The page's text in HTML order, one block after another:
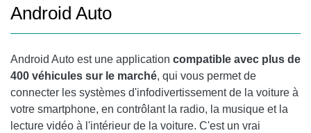
Android Auto
Android Auto est une application compatible avec plus de
400 véhicules sur le marché, qui vous permet de
connecter les systèmes d'infodivertissement de la voiture à
votre smartphone, en contrôlant la radio, la musique et la
lecture vidéo à l'intérieur de la voiture. C'est un vrai